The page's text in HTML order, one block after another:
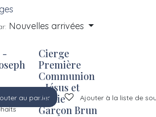
Nouvelles arrivées
souhaits
-
au panier Ajouter à la liste de
Cierge
Première
Communion
- Jésus et
Marie
Garçon Brun